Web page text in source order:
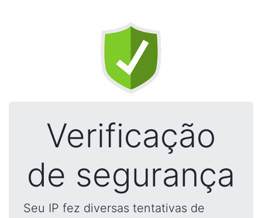
Verificação
de segurança
Seu IP fez diversas tentativas de